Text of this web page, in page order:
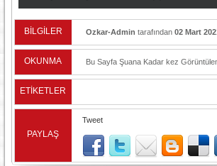
stok bilgisi alabilirsiniz
BİLGİLER Ozkar-Admin tarafından 02 Mart
OKUNMA Bu Sayfa Şuana Kadar kez
ETİKETLER
PAYLAŞ
Tweet